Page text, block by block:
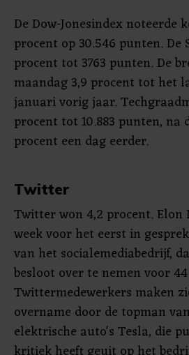
De Dow-Jonesindex noteerde
procent op 30.546 punten. De
procent tot 3763 punten. De
maandag 3,9 procent tot het
januari vorig jaar.
procent tot 10.883 punten, na
procent een dag eerder.
Twitter
Twitter won 4,2 procent. Elon
week voor het eerst in
van het socialemediabedrijf,
besloot over te nemen voor
Twittermedewerkers maken
overname door de topman
elektrische auto's Tesla, die